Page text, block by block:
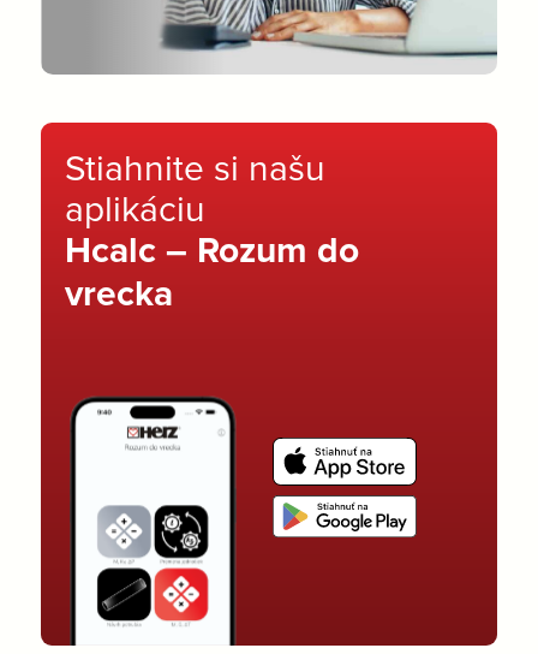
Stiahnite si našu
aplikáciu
Hcalc – Rozum do
vrecka